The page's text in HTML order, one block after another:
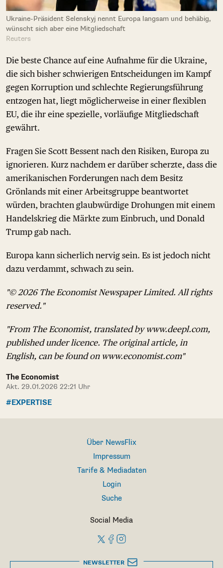
Ukraine-Präsident Selenskyj nennt Europa langsam und behäbig,
wünscht sich aber eine Mitgliedschaft
Reuters
Die beste Chance auf eine Aufnahme für die Ukraine,
die sich bisher schwierigen Entscheidungen im Kampf
gegen Korruption und schlechte Regierungsführung
entzogen hat, liegt möglicherweise in einer flexiblen
EU, die ihr eine spezielle, vorläufige Mitgliedschaft
gewährt.
Fragen Sie Scott Bessent nach den Risiken, Europa zu
ignorieren. Kurz nachdem er darüber scherzte, dass die
amerikanischen Forderungen nach dem Besitz
Grönlands mit einer Arbeitsgruppe beantwortet
würden, brachten glaubwürdige Drohungen mit einem
Handelskrieg die Märkte zum Einbruch, und Donald
Trump gab nach.
Europa kann sicherlich nervig sein. Es ist jedoch nicht
dazu verdammt, schwach zu sein.
"© 2026 The Economist Newspaper Limited. All rights
reserved."
"From The Economist, translated by www.deepl.com,
published under licence. The original article, in
English, can be found on www.economist.com"
The Economist
Akt. 29.01.2026 22:21 Uhr
#EXPERTISE
Über NewsFlix
Impressum
Tarife & Mediadaten
Login
Suche
Social Media
NEWSLETTER